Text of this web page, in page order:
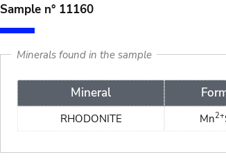
Sample n° 11160
Minerals found in the sample
Mineral
RHODONITE Mn2+